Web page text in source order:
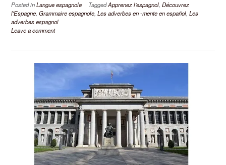
Posted inLangue espagnole TaggedApprenez l'espagnol, Découvrez
l'Espagne, Grammaire espagnole, Les adverbes en -mente en español, Les
adverbes espagnol
Leave a comment